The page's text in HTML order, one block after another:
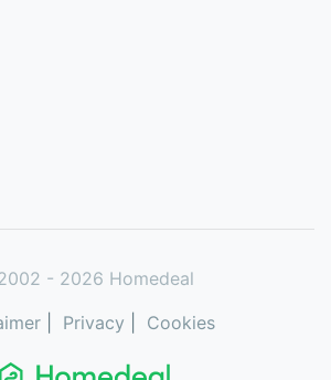
- 2026 Homedeal
| Privacy Cookies